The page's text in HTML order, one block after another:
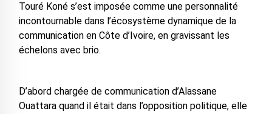
Touré Koné s’est imposée comme une personnalité
incontournable dans l’écosystème dynamique de la
communication en Côte d’Ivoire, en gravissant les
échelons avec brio.
D’abord chargée de communication d’Alassane
Ouattara quand il était dans l’opposition politique, elle